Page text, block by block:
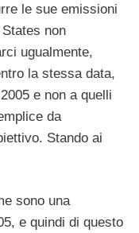
le sue emissioni
non
ugualmente,
la stessa data,
e non a quelli
da
Stando ai
sono una
e quindi di questo